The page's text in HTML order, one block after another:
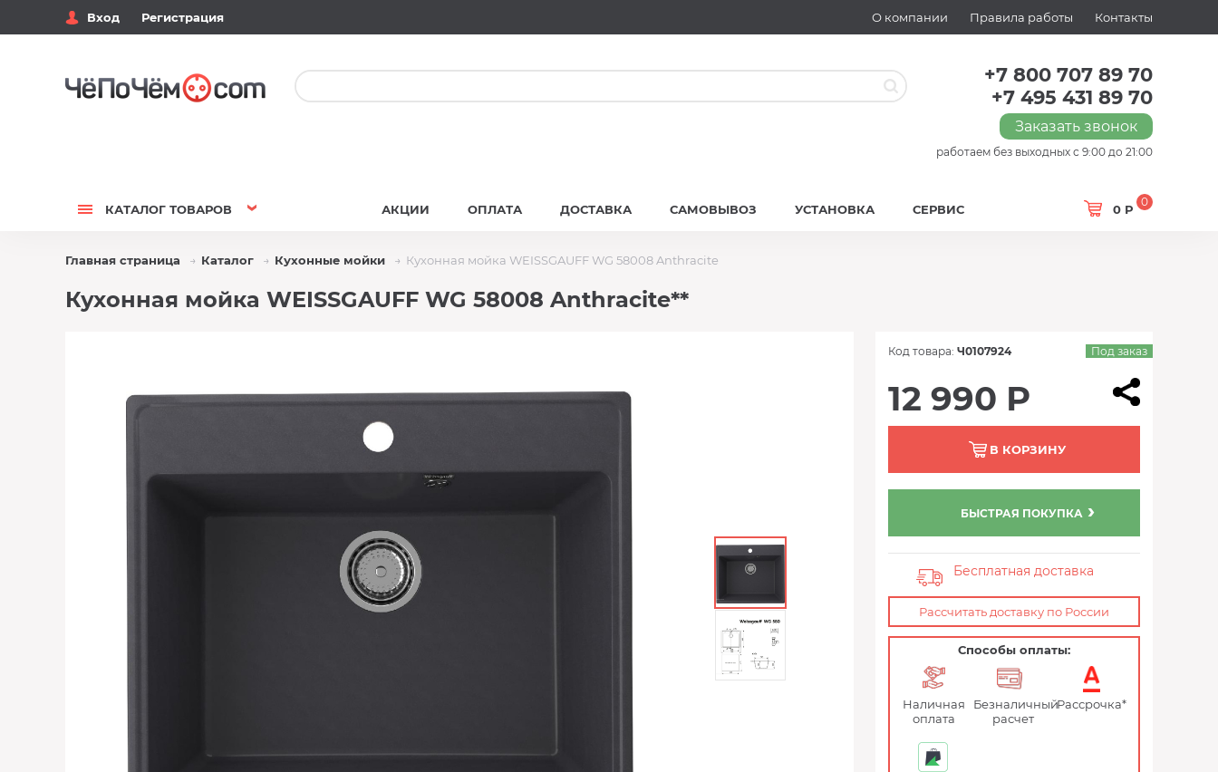
Вход Регистрация О компании Правила работы Контакты
+7 800 707 89 70
+7 495 431 89 70
Заказать звонок
работаем без выходных с 9:00 до 21:00
КАТАЛОГ ТОВАРОВ 0 Р
0
АКЦИИ ОПЛАТА ДОСТАВКА САМОВЫВОЗ УСТАНОВКА СЕРВИС
Главная страница Каталог Кухонные мойки Кухонная мойка WEISSGAUFF WG 58008 Anthracite
Кухонная мойка WEISSGAUFF WG 58008 Anthracite**
Код товара: Ч0107924 Под заказ
12 990 Р
В КОРЗИНУ
БЫСТРАЯ ПОКУПКА
Бесплатная доставка
Рассчитать доставку по России
Способы оплаты:
Наличная
оплата
Безналичный
расчет
Рассрочка*